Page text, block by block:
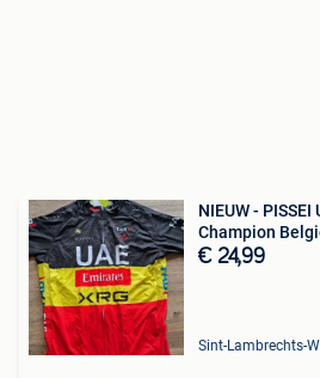
NIEUW -
Champion
€ 24,99
Sint-Lambrechts-